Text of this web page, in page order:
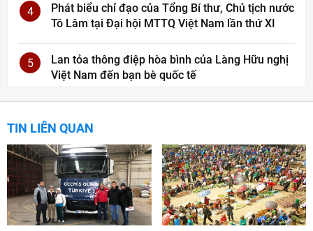
4
Phát biểu chỉ đạo của Tổng Bí thư, Chủ tịch nước
Tô Lâm tại Đại hội MTTQ Việt Nam lần thứ XI
5
Lan tỏa thông điệp hòa bình của Làng Hữu nghị
Việt Nam đến bạn bè quốc tế
TIN LIÊN QUAN